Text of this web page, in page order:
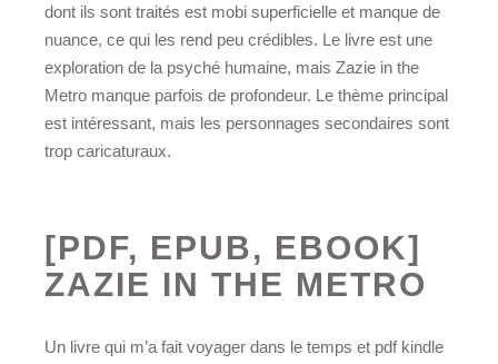
dont ils sont traités est mobi superficielle et manque de
nuance, ce qui les rend peu crédibles. Le livre est une
exploration de la psyché humaine, mais Zazie in the
Metro manque parfois de profondeur. Le thème principal
est intéressant, mais les personnages secondaires sont
trop caricaturaux.
[PDF, EPUB, EBOOK]
ZAZIE IN THE METRO
Un livre qui m’a fait voyager dans le temps et pdf kindle